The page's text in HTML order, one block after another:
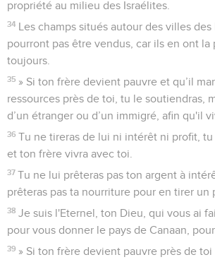
propriété au milieu des Israélites.
34
Les champs situés autour des villes
pourront pas être vendus, car ils en ont la
toujours.
35 » Si ton frère devient pauvre et qu’il
ressources près de toi, tu le soutiendras,
d’un étranger ou d’un immigré, afin qu'il
36 Tu ne tireras de lui ni intérêt ni profit,
et ton frère vivra avec toi.
37 Tu ne lui prêteras pas ton argent à
prêteras pas ta nourriture pour en tirer un
38 Je suis l'Eternel, ton Dieu, qui vous ai
pour vous donner le pays de Canaan,
39 » Si ton frère devient pauvre près de